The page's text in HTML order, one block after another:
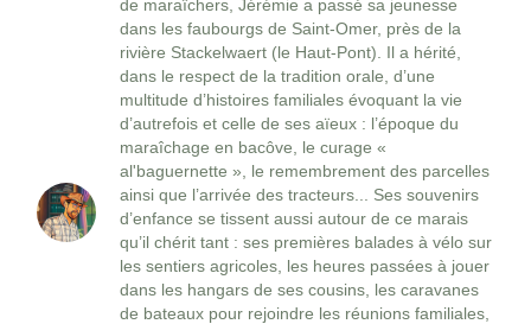
de maraîchers, Jérémie a passé sa jeunesse
dans les faubourgs de Saint-Omer, près de la
rivière Stackelwaert (le Haut-Pont). Il a hérité,
dans le respect de la tradition orale, d’une
multitude d’histoires familiales évoquant la vie
d’autrefois et celle de ses aïeux : l’époque du
maraîchage en bacôve, le curage «
al'baguernette », le remembrement des parcelles
ainsi que l’arrivée des tracteurs... Ses souvenirs
d’enfance se tissent aussi autour de ce marais
qu’il chérit tant : ses premières balades à vélo sur
les sentiers agricoles, les heures passées à jouer
dans les hangars de ses cousins, les caravanes
de bateaux pour rejoindre les réunions familiales,